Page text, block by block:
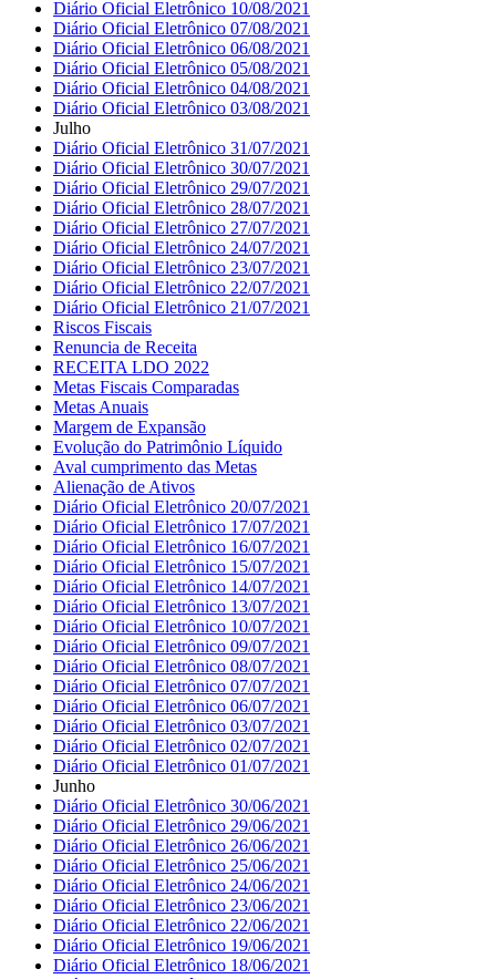
Diário Oficial Eletrônico 10/08/2021
Diário Oficial Eletrônico 07/08/2021
Diário Oficial Eletrônico 06/08/2021
Diário Oficial Eletrônico 05/08/2021
Diário Oficial Eletrônico 04/08/2021
Diário Oficial Eletrônico 03/08/2021
Julho
Diário Oficial Eletrônico 31/07/2021
Diário Oficial Eletrônico 30/07/2021
Diário Oficial Eletrônico 29/07/2021
Diário Oficial Eletrônico 28/07/2021
Diário Oficial Eletrônico 27/07/2021
Diário Oficial Eletrônico 24/07/2021
Diário Oficial Eletrônico 23/07/2021
Diário Oficial Eletrônico 22/07/2021
Diário Oficial Eletrônico 21/07/2021
Riscos Fiscais
Renuncia de Receita
RECEITA LDO 2022
Metas Fiscais Comparadas
Metas Anuais
Margem de Expansão
Evolução do Patrimônio Líquido
Aval cumprimento das Metas
Alienação de Ativos
Diário Oficial Eletrônico 20/07/2021
Diário Oficial Eletrônico 17/07/2021
Diário Oficial Eletrônico 16/07/2021
Diário Oficial Eletrônico 15/07/2021
Diário Oficial Eletrônico 14/07/2021
Diário Oficial Eletrônico 13/07/2021
Diário Oficial Eletrônico 10/07/2021
Diário Oficial Eletrônico 09/07/2021
Diário Oficial Eletrônico 08/07/2021
Diário Oficial Eletrônico 07/07/2021
Diário Oficial Eletrônico 06/07/2021
Diário Oficial Eletrônico 03/07/2021
Diário Oficial Eletrônico 02/07/2021
Diário Oficial Eletrônico 01/07/2021
Junho
Diário Oficial Eletrônico 30/06/2021
Diário Oficial Eletrônico 29/06/2021
Diário Oficial Eletrônico 26/06/2021
Diário Oficial Eletrônico 25/06/2021
Diário Oficial Eletrônico 24/06/2021
Diário Oficial Eletrônico 23/06/2021
Diário Oficial Eletrônico 22/06/2021
Diário Oficial Eletrônico 19/06/2021
Diário Oficial Eletrônico 18/06/2021